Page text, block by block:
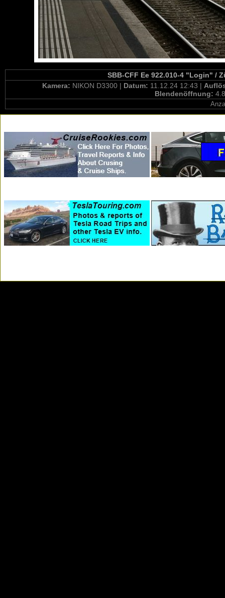
SBB-CFF Ee 922.010-4 "Login" /
Kamera: NIKON D3300 | Datum: 11.12.24 12:43 |
Blendenöffnung: